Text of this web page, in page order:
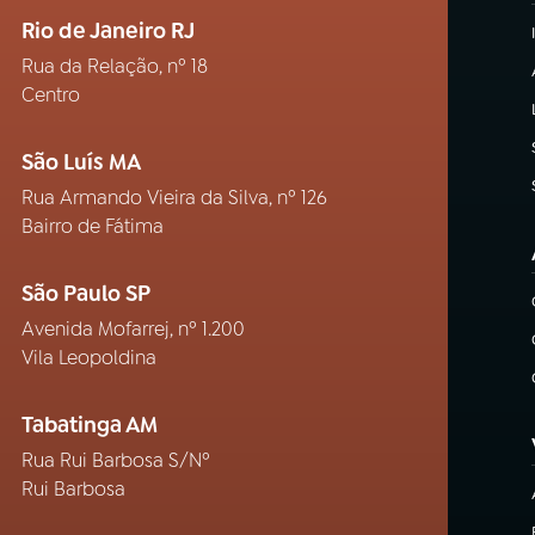
Rio de Janeiro RJ
Rua da Relação, nº 18
Centro
São Luís MA
Rua Armando Vieira da Silva, nº 126
Bairro de Fátima
São Paulo SP
Avenida Mofarrej, nº 1.200
Vila Leopoldina
Tabatinga AM
Rua Rui Barbosa S/Nº
Rui Barbosa